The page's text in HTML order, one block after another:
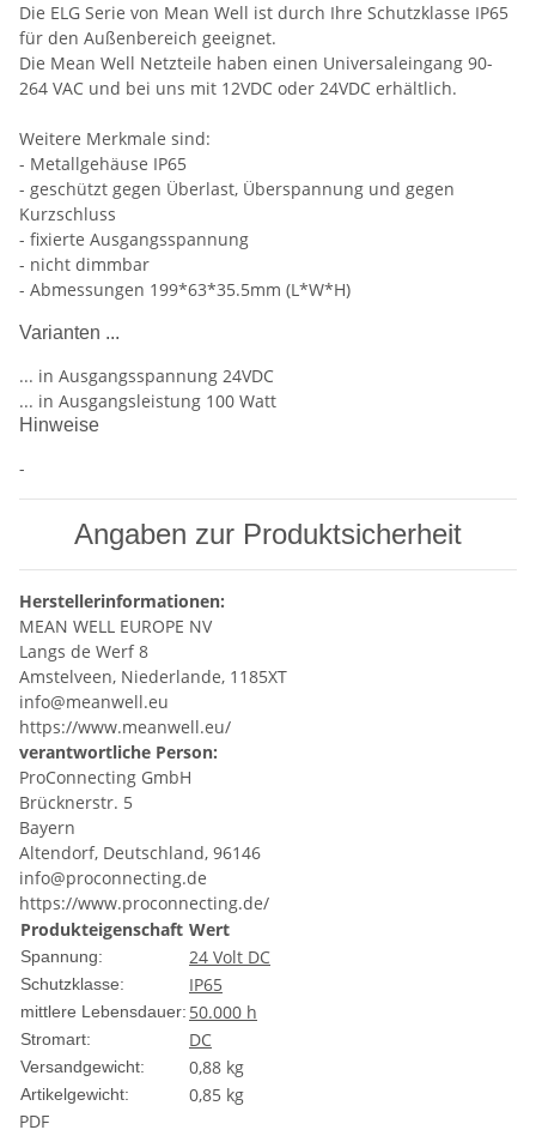
Die ELG Serie von Mean Well ist durch Ihre Schutzklasse IP65
für den Außenbereich geeignet.
Die Mean Well Netzteile haben einen Universaleingang 90-
264 VAC und bei uns mit 12VDC oder 24VDC erhältlich.
Weitere Merkmale sind:
- Metallgehäuse IP65
- geschützt gegen Überlast, Überspannung und gegen
Kurzschluss
- fixierte Ausgangsspannung
- nicht dimmbar
- Abmessungen 199*63*35.5mm (L*W*H)
Varianten ...
... in Ausgangsspannung 24VDC
... in Ausgangsleistung 100 Watt
Hinweise
-
Angaben zur Produktsicherheit
Herstellerinformationen:
MEAN WELL EUROPE NV
Langs de Werf 8
Amstelveen, Niederlande, 1185XT
info@meanwell.eu
https://www.meanwell.eu/
verantwortliche Person:
ProConnecting GmbH
Brücknerstr. 5
Bayern
Altendorf, Deutschland, 96146
info@proconnecting.de
https://www.proconnecting.de/
Produkteigenschaft Wert
Spannung: 24 Volt DC
Schutzklasse: IP65
mittlere Lebensdauer: 50.000 h
Stromart: DC
Versandgewicht: 0,88 kg
Artikelgewicht: 0,85 kg
PDF